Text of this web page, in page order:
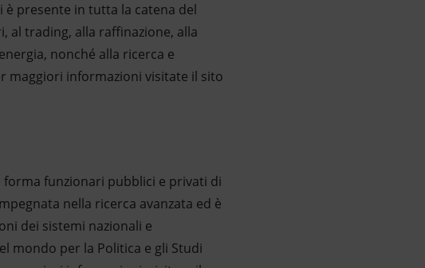
è presente in tutta la catena del
al trading, alla raffinazione, alla
nonché alla ricerca e
maggiori informazioni visitate il sito
forma funzionari pubblici e privati di
nella ricerca avanzata ed è
dei sistemi nazionali e
mondo per la Politica e gli Studi